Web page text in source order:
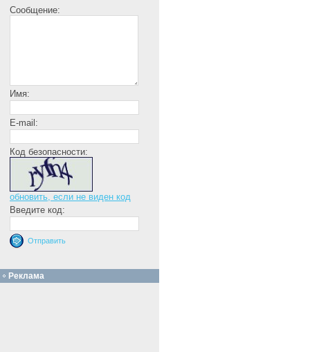
Сообщение:
Имя:
E-mail:
Код безопасности:
обновить, если не виден код
Введите код:
Реклама